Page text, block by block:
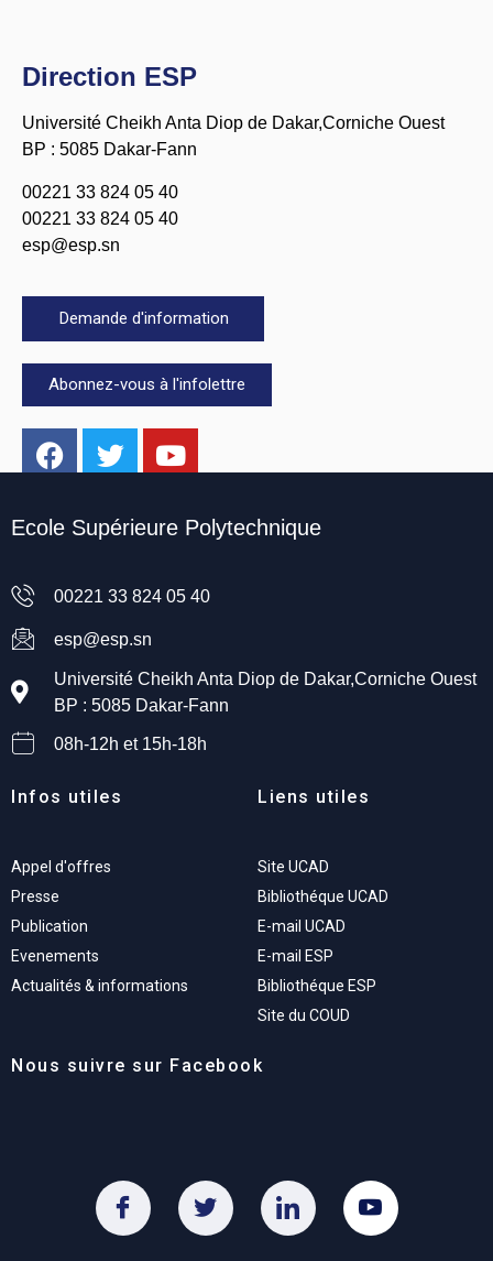
Direction ESP
Université Cheikh Anta Diop de Dakar,Corniche Ouest
BP : 5085 Dakar-Fann
00221 33 824 05 40
00221 33 824 05 40
esp@esp.sn
Demande d'information
Abonnez-vous à l'infolettre
Ecole Supérieure Polytechnique
00221 33 824 05 40
esp@esp.sn
Université Cheikh Anta Diop de Dakar,Corniche Ouest
BP : 5085 Dakar-Fann
08h-12h et 15h-18h
Infos utiles
Appel d'offres
Presse
Publication
Evenements
Actualités & informations
Liens utiles
Site UCAD
Bibliothéque UCAD
E-mail UCAD
E-mail ESP
Bibliothéque ESP
Site du COUD
Nous suivre sur Facebook